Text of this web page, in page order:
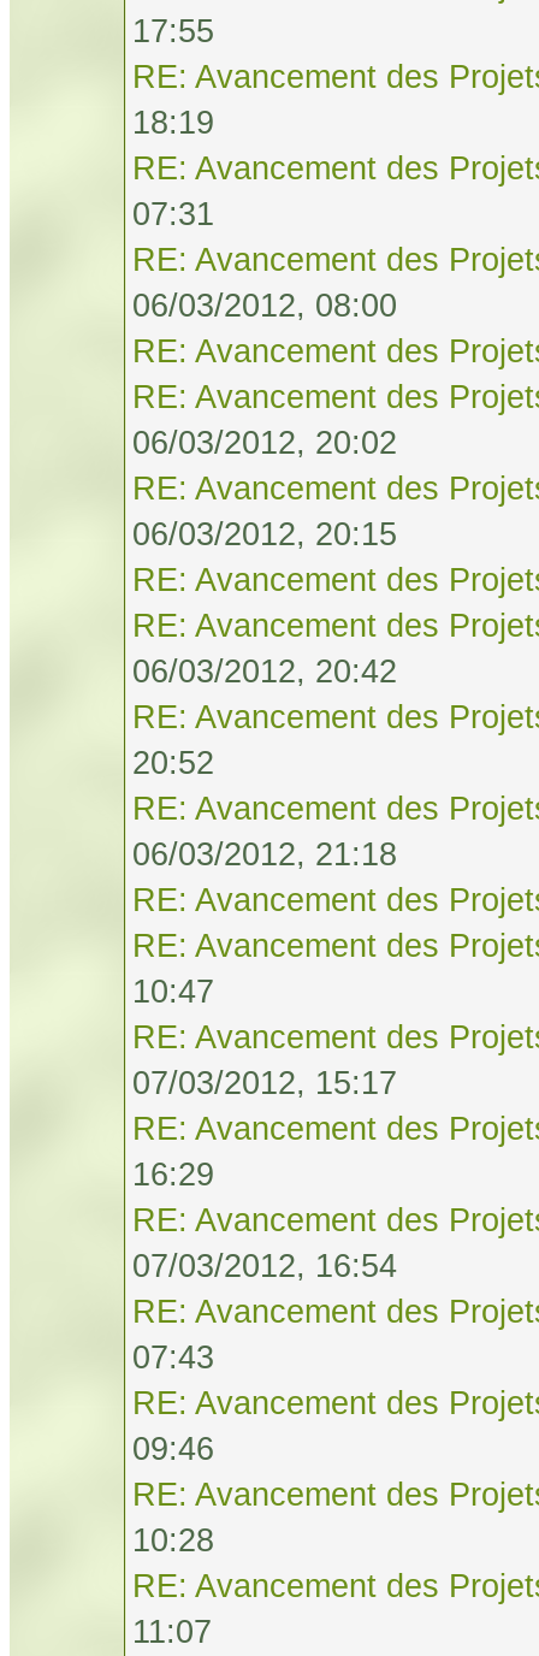
17:55
RE: Avancement des
18:19
RE: Avancement des
07:31
RE: Avancement des
06/03/2012, 08:00
RE: Avancement des
RE: Avancement des
06/03/2012, 20:02
RE: Avancement des
06/03/2012, 20:15
RE: Avancement des
RE: Avancement des
06/03/2012, 20:42
RE: Avancement des
20:52
RE: Avancement des
06/03/2012, 21:18
RE: Avancement des
RE: Avancement des
10:47
RE: Avancement des
07/03/2012, 15:17
RE: Avancement des
16:29
RE: Avancement des
07/03/2012, 16:54
RE: Avancement des
07:43
RE: Avancement des
09:46
RE: Avancement des
10:28
RE: Avancement des
11:07